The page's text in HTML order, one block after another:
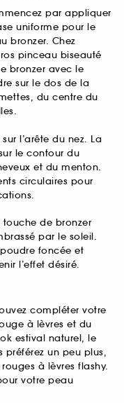
par appliquer
uniforme pour le
bronzer. Chez
pinceau biseauté
bronzer avec le
sur le dos de la
du centre du
l’arête du nez. La
le contour du
et du menton.
circulaires pour
touche de bronzer
par le soleil.
foncée et
l’effet désiré.
compléter votre
à lèvres et du
estival naturel, le
préférez un peu plus,
à lèvres flashy.
votre peau